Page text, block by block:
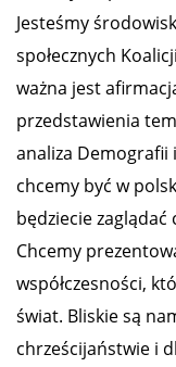
Jesteśmy
społecznych
ważna jest
przedstawienia
analiza Demografii
chcemy być w
będziecie
Chcemy
współczesności,
świat. Bliskie są
chrześcijaństwie i